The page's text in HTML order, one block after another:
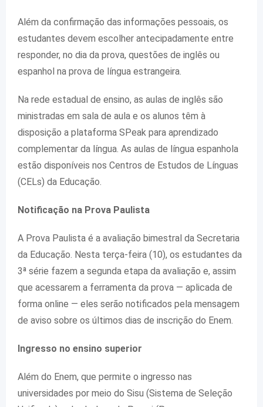
Além da confirmação das informações pessoais, os
estudantes devem escolher antecipadamente entre
responder, no dia da prova, questões de inglês ou
espanhol na prova de língua estrangeira.
Na rede estadual de ensino, as aulas de inglês são
ministradas em sala de aula e os alunos têm à
disposição a plataforma SPeak para aprendizado
complementar da língua. As aulas de língua espanhola
estão disponíveis nos Centros de Estudos de Línguas
(CELs) da Educação.
Notificação na Prova Paulista
A Prova Paulista é a avaliação bimestral da Secretaria
da Educação. Nesta terça-feira (10), os estudantes da
3ª série fazem a segunda etapa da avaliação e, assim
que acessarem a ferramenta da prova — aplicada de
forma online — eles serão notificados pela mensagem
de aviso sobre os últimos dias de inscrição do Enem.
Ingresso no ensino superior
Além do Enem, que permite o ingresso nas
universidades por meio do Sisu (Sistema de Seleção